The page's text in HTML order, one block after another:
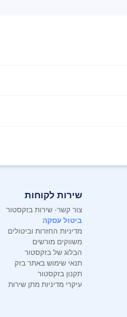
שירות לקוחות
צור קשר- שירות בזקסטור
ביטול עסקה
מדיניות החזרות וביטולים
משווקים מורשים
הבלוג של בזקסטור
תנאי שימוש באתר בזק
תקנון בזקסטור
עיקרי מדיניות מתן שירות